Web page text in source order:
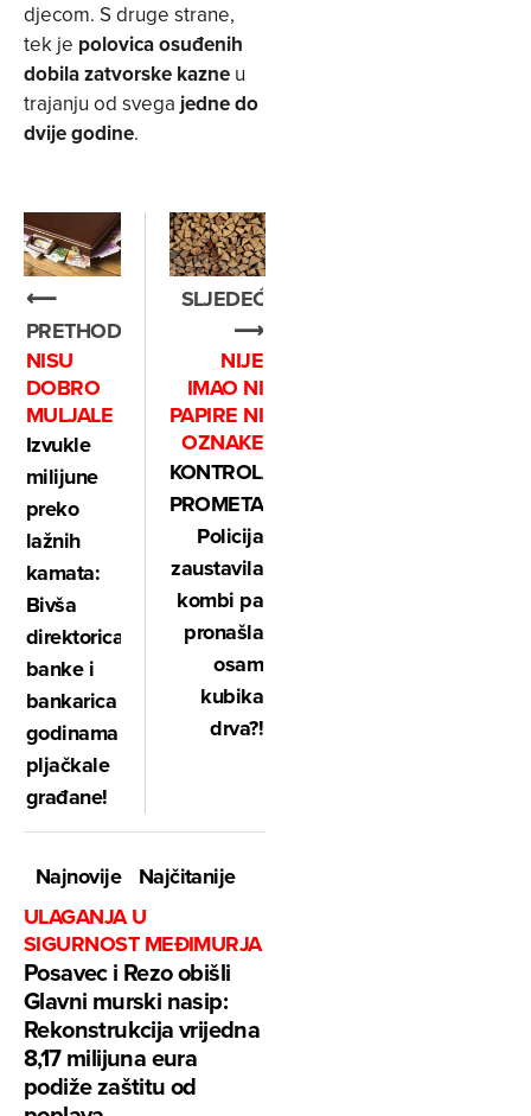
djecom. S druge strane,
tek je polovica osuđenih
dobila zatvorske kazne u
trajanju od svega jedne do
dvije godine.
⟵
PRETHODNO
NISU
DOBRO
MULJALE
Izvukle
milijune
preko
lažnih
kamata:
Bivša
direktorica
banke i
bankarica
godinama
pljačkale
građane!
SLJEDEĆE
⟶
NIJE
IMAO NI
PAPIRE NI
OZNAKE
KONTROLA
PROMETA:
Policija
zaustavila
kombi pa
pronašla
osam
kubika
drva?!
Najnovije
Najčitanije
ULAGANJA U
SIGURNOST MEĐIMURJA
Posavec i Rezo obišli
Glavni murski nasip:
Rekonstrukcija vrijedna
8,17 milijuna eura
podiže zaštitu od